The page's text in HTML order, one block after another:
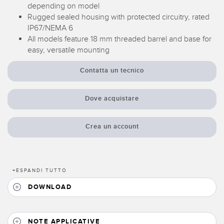
Sensori Pick-to-Light
Sensori di temperatura
Sensori multiraggio e sensori a raggio ampio
Sensori di monitoraggio delle condizioni
Sensori di monitoraggio delle condizioni wireless
Convertitori
LINK CORRELATI
Lavaggio
depending on model
Rugged sealed housing with protected circuitry, rated
IP67/NEMA 6
All models feature 18 mm threaded barrel and base for
easy, versatile mounting
Contatta un tecnico
Dove acquistare
Crea un account
+ESPANDI TUTTO
DOWNLOAD
NOTE APPLICATIVE